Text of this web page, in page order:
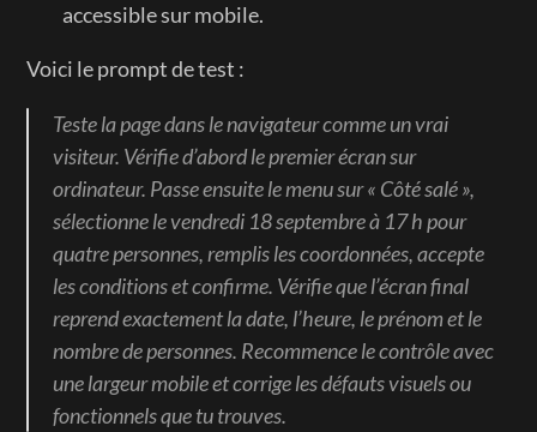
accessible sur mobile.
Voici le prompt de test :
Teste la page dans le navigateur comme un vrai
visiteur. Vérifie d’abord le premier écran sur
ordinateur. Passe ensuite le menu sur « Côté salé »,
sélectionne le vendredi 18 septembre à 17 h pour
quatre personnes, remplis les coordonnées, accepte
les conditions et confirme. Vérifie que l’écran final
reprend exactement la date, l’heure, le prénom et le
nombre de personnes. Recommence le contrôle avec
une largeur mobile et corrige les défauts visuels ou
fonctionnels que tu trouves.